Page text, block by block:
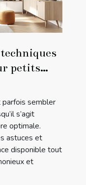
petits
sembler
s’agit
optimale.
astuces et
disponible tout
et